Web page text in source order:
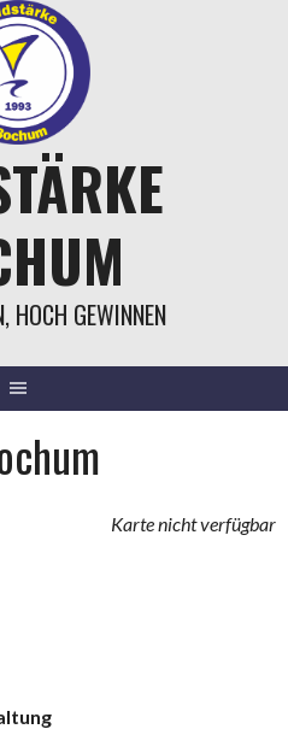
HOCH GEWINNEN
Karte nicht verfügbar